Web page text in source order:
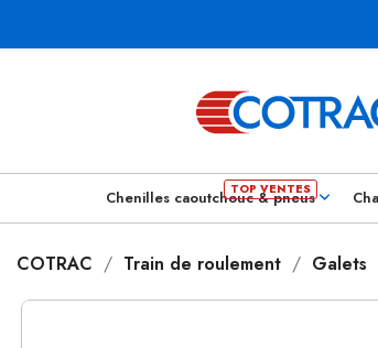
Chenilles caoutchouc & pneus
COTRAC Train de roulement Galets